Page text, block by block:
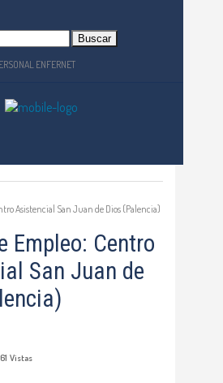
ENFERNET
Asistencial San Juan de Dios (Palencia)
Empleo: Centro
San Juan de
Vistas